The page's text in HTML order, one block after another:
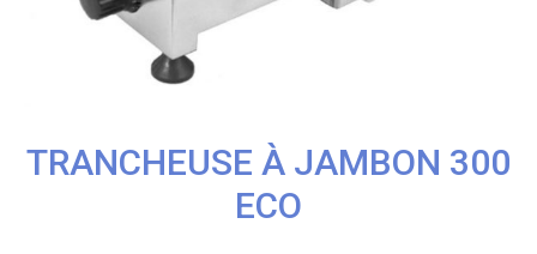
TRANCHEUSE À JAMBON 300
ECO